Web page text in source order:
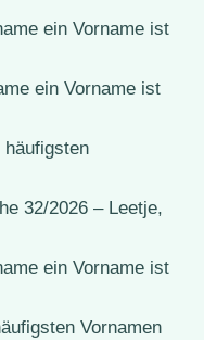
ein Vorname ist
ein Vorname ist
häufigsten
32/2026 – Leetje,
ein Vorname ist
Vornamen